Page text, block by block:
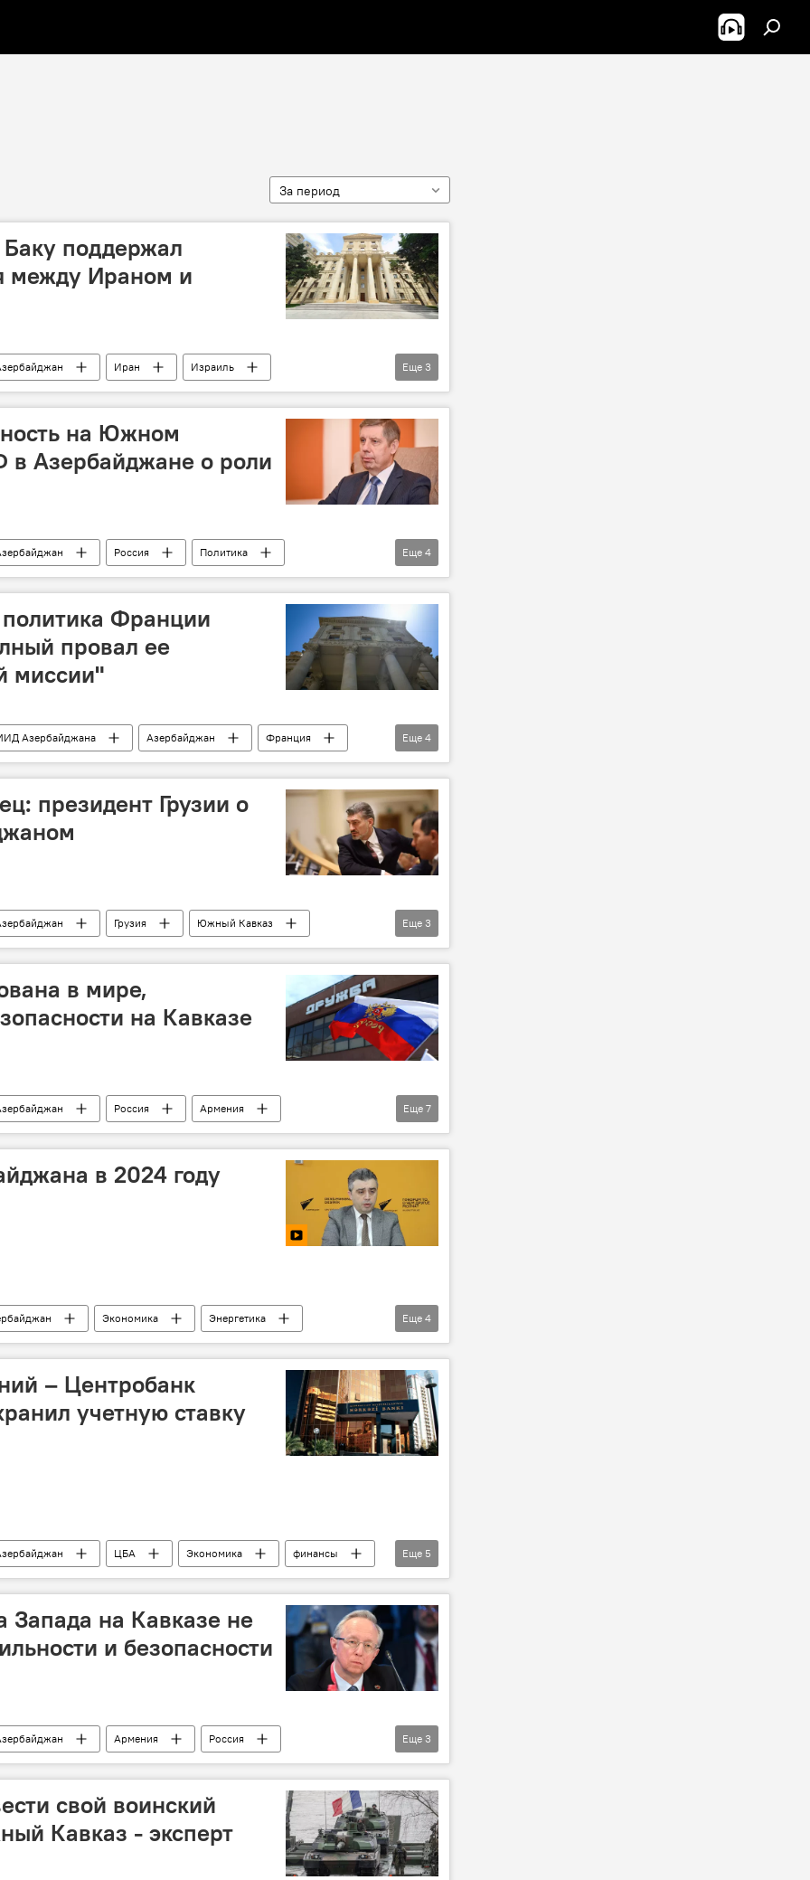
За период
поддержал
между Ираном и
Иран
Израиль
Конфликт
Еще 3
на Южном
в Азербайджане о роли
Россия
Политика
Евдокимов
Южный Кавказ
Еще 4
Франции
провал ее
миссии"
Азербайджана Азербайджан
Франция
Осуждение Неоколониализм
Еще 4
президент Грузии о
Грузия
Южный Кавказ
Ильхам Алиев
Еще 3
в мире,
на Кавказе
Россия
Армения
Мир безопасность
Владимир Путин
Еще 7
в 2024 году
Экономика
Энергетика
колебания Инвестиции
Еще 4
– Центробанк
учетную ставку
ЦБА Экономика
финансы
Инфляция
Азербайджан, инфляция, Центробанк
Еще 5
на Кавказе не
и безопасности
Армения
Россия
Южный Кавказ Политика
Еще 3
свой воинский
Кавказ - эксперт